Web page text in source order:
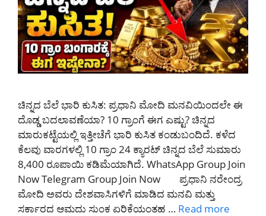
ಚಿನ್ನದ ಬೆಲೆ ಭಾರಿ ಕುಸಿತ: ಪ್ರಧಾನಿ ಮೋದಿ ಮನವಿಯಿಂದಲೇ ಈ
ದೊಡ್ಡ ಬದಲಾವಣೆಯಾ? 10 ಗ್ರಾಂಗೆ ಈಗ ಎಷ್ಟು? ಚಿನ್ನದ
ಮಾರುಕಟ್ಟೆಯಲ್ಲಿ ಇತ್ತೀಚೆಗೆ ಭಾರಿ ಕುಸಿತ ಕಂಡುಬಂದಿದೆ. ಕಳೆದ
ಕೆಲವು ವಾರಗಳಲ್ಲಿ 10 ಗ್ರಾಂ 24 ಕ್ಯಾರಟ್ ಚಿನ್ನದ ಬೆಲೆ ಸುಮಾರು
8,400 ರೂಪಾಯಿ ಕಡಿಮೆಯಾಗಿದೆ. WhatsApp Group Join
Now Telegram Group Join Now ಪ್ರಧಾನಿ ನರೇಂದ್ರ
ಮೋದಿ ಅವರು ದೇಶವಾಸಿಗಳಿಗೆ ಮಾಡಿದ ಮನವಿ ಮತ್ತು
ಸರ್ಕಾರದ ಆಮದು ಸುಂಕ ಏರಿಕೆಯಂತಹ … Read more